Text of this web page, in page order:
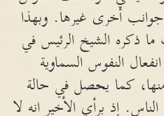
أخرى غيرها. وبهذا
ذكره الشيخ الرئيس في
النفوس السماوية
كما يحصل في حالة
إذ برأي الأخير انه لا